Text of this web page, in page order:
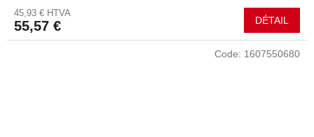
45,93 € HTVA
55,57 € DÉTAIL
Code: 1607550680